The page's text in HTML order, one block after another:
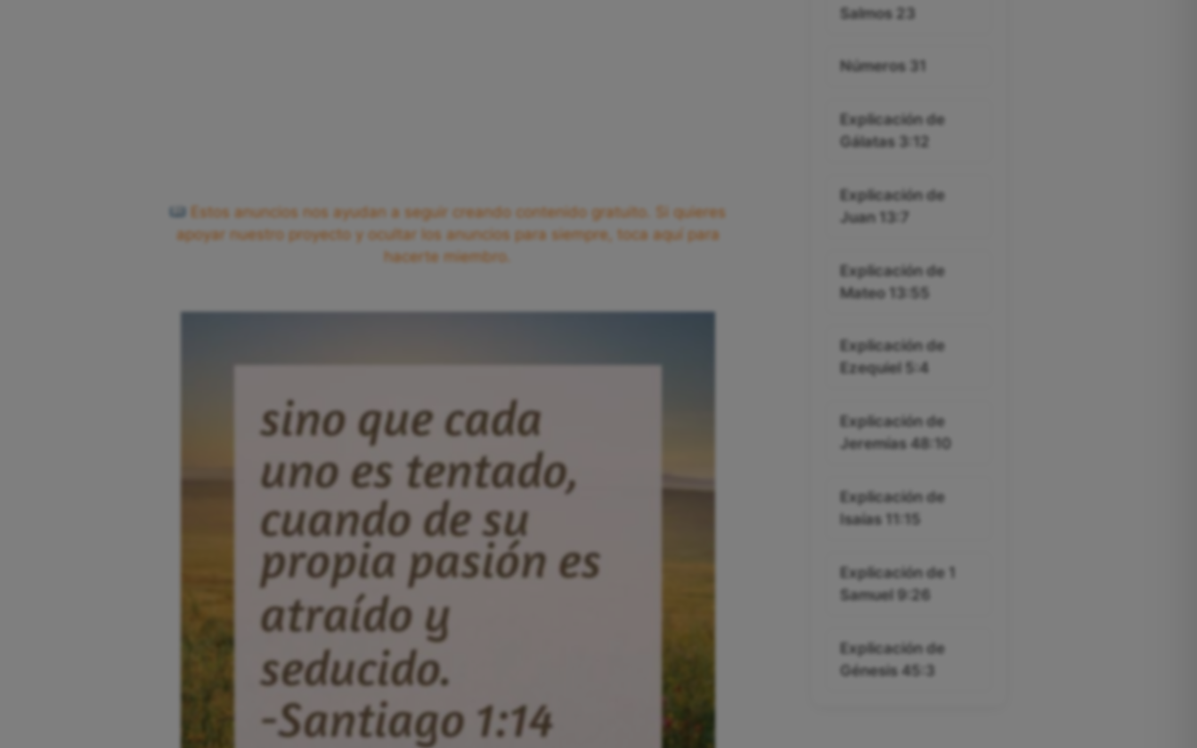
Estos anuncios nos ayudan a seguir creando contenido gratuito. Si quieres
apoyar nuestro proyecto y ocultar los anuncios para siempre, toca aquí para
hacerte miembro.
Salmos 23
Números 31
Explicación de
Gálatas 3:12
Explicación de
Juan 13:7
Explicación de
Mateo 13:55
Explicación de
Ezequiel 5:4
Explicación de
Jeremías 48:10
Explicación de
Isaías 11:15
Explicación de 1
Samuel 9:26
Explicación de
Génesis 45:3